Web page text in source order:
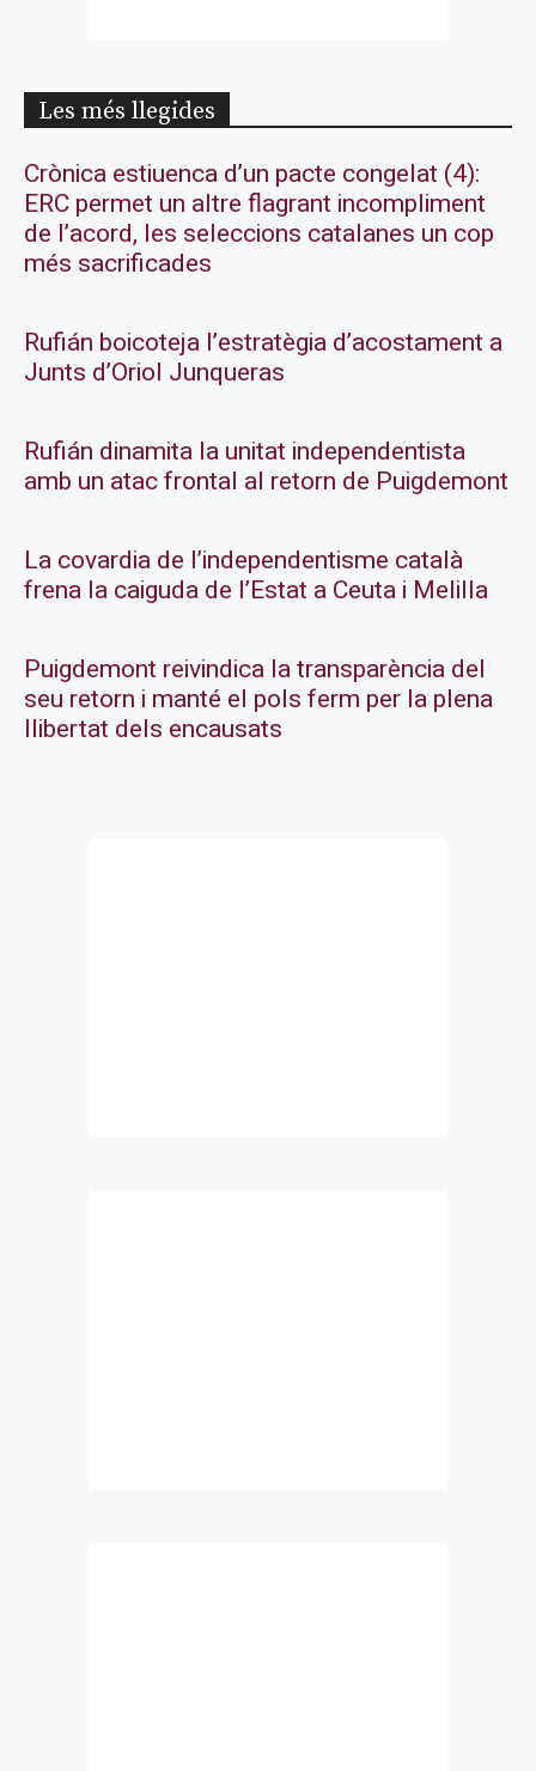
Les més llegides
Crònica estiuenca d’un pacte congelat (4):
ERC permet un altre flagrant incompliment
de l’acord, les seleccions catalanes un cop
més sacrificades
Rufián boicoteja l’estratègia d’acostament a
Junts d’Oriol Junqueras
Rufián dinamita la unitat independentista
amb un atac frontal al retorn de Puigdemont
La covardia de l’independentisme català
frena la caiguda de l’Estat a Ceuta i Melilla
Puigdemont reivindica la transparència del
seu retorn i manté el pols ferm per la plena
llibertat dels encausats